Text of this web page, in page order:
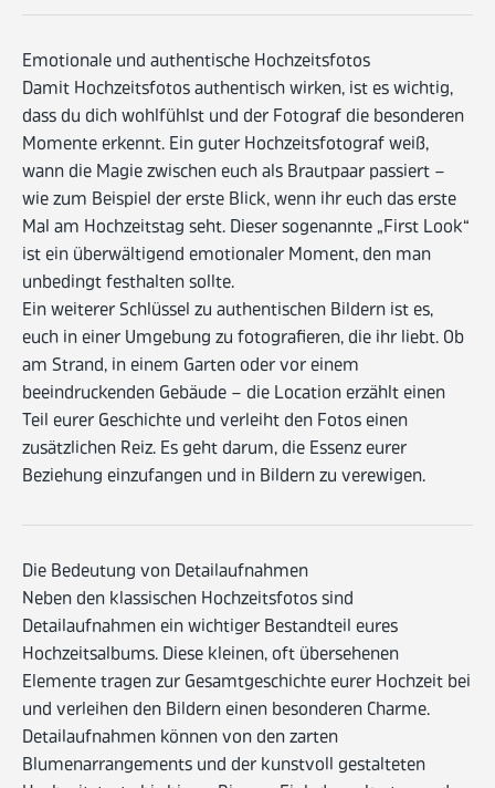
Emotionale und authentische Hochzeitsfotos
Damit Hochzeitsfotos authentisch wirken, ist es wichtig,
dass du dich wohlfühlst und der Fotograf die besonderen
Momente erkennt. Ein guter Hochzeitsfotograf weiß,
wann die Magie zwischen euch als Brautpaar passiert –
wie zum Beispiel der erste Blick, wenn ihr euch das erste
Mal am Hochzeitstag seht. Dieser sogenannte „First Look“
ist ein überwältigend emotionaler Moment, den man
unbedingt festhalten sollte.
Ein weiterer Schlüssel zu authentischen Bildern ist es,
euch in einer Umgebung zu fotografieren, die ihr liebt. Ob
am Strand, in einem Garten oder vor einem
beeindruckenden Gebäude – die Location erzählt einen
Teil eurer Geschichte und verleiht den Fotos einen
zusätzlichen Reiz. Es geht darum, die Essenz eurer
Beziehung einzufangen und in Bildern zu verewigen.
Die Bedeutung von Detailaufnahmen
Neben den klassischen Hochzeitsfotos sind
Detailaufnahmen ein wichtiger Bestandteil eures
Hochzeitsalbums. Diese kleinen, oft übersehenen
Elemente tragen zur Gesamtgeschichte eurer Hochzeit bei
und verleihen den Bildern einen besonderen Charme.
Detailaufnahmen können von den zarten
Blumenarrangements und der kunstvoll gestalteten